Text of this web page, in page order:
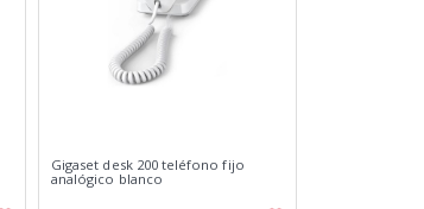
Gigaset desk 200 teléfono fijo
analógico blanco